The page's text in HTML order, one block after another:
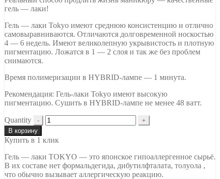
гель — лаки!
Гель — лаки Tokyo имеют среднюю консистенцию и отлично
самовыравниваются. Отличаются долговременной носкостью
4 — 6 недель. Имеют великолепную укрывистость и плотную
пигментацию. Ложатся в 1 — 2 слоя и так же без проблем
снимаются.
Время полимеризации в HYBRID-лампе — 1 минута.
Рекомендация: Гель-лаки Tokyo имеют высокую
пигментацию. Сушить в HYBRID-лампе не менее 48 ватт.
Quantity
В корзину
Купить в 1 клик
Гель — лаки TOKYO — это японское гипоаллергенное сырьё.
В их составе нет формальдегида, дибутилфталата, толуола ,
что обычно вызывает аллергическую реакцию.